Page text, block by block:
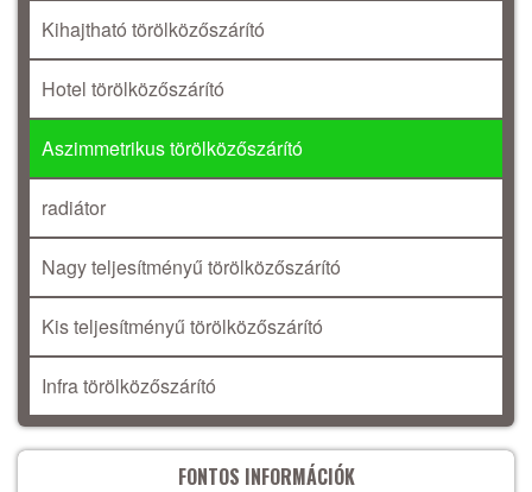
Kihajtható törölközőszárító
Hotel törölközőszárító
Aszimmetrikus törölközőszárító
radiátor
Nagy teljesítményű törölközőszárító
Kis teljesítményű törölközőszárító
Infra törölközőszárító
FONTOS INFORMÁCIÓK